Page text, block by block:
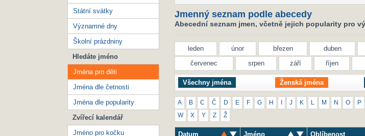
Jmenný seznam podle abecedy
Abecední seznam jmen, včetně jejich popularity pro
leden únor březen duben
červenec
srpen září říjen
Všechny jména Ženská jména
A B C Č D E F G H J K M N O P
W X Y Z Ž
Datum Jméno Oblíbenost
Státní svátky
Významné dny
Školní prázdniny
Hledáte jméno
Jména pro děti
Jména dle četnosti
Jména dle popularity
Zvířecí kalendář
Jméno pro kočku